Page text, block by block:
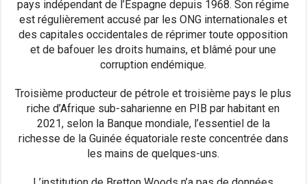
pays indépendant de l’Espagne depuis 1968. Son régime
est régulièrement accusé par les ONG internationales et
des capitales occidentales de réprimer toute opposition
et de bafouer les droits humains, et blâmé pour une
corruption endémique.
Troisième producteur de pétrole et troisième pays le plus
riche d’Afrique sub-saharienne en PIB par habitant en
2021, selon la Banque mondiale, l’essentiel de la
richesse de la Guinée équatoriale reste concentrée dans
les mains de quelques-uns.